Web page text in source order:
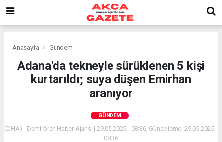
Anasayfa Gündem
Adana'da tekneyle sürüklenen 5 kişi
kurtarıldı; suya düşen Emirhan
aranıyor
GÜNDEM
(DHA) - Demirören Haber Ajansı | 29.05.2025 - 08:36, Güncelleme: 29.05.2025 -
08:36